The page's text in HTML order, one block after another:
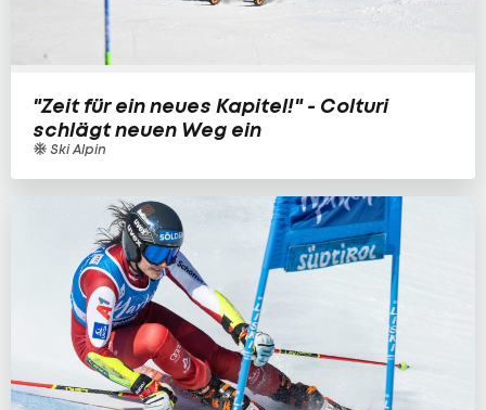
"Zeit für ein neues Kapitel!" - Colturi
schlägt neuen Weg ein
Ski Alpin